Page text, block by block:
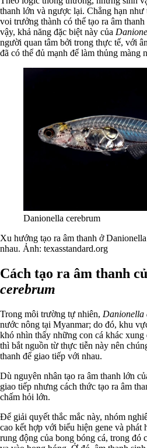
thanh lớn và ngược lại. Chẳng hạn
voi trưởng thành có thể tạo ra âm
vậy, khả năng đặc biệt này của
người quan tâm bởi trong thực tế, với
đã có thể đủ mạnh để làm thủng màng
Danionella cerebrum
Xu hướng tạo ra âm thanh ở
nhau. Ảnh: texasstandard.org
Cách tạo ra âm thanh
cerebrum
Trong môi trường tự nhiên, Danionella
nước nông tại Myanmar; do đó, khu
khó nhìn thấy những con cá khác
thì bắt nguồn từ thực tiễn này nên
thanh để giao tiếp với nhau.
Dù nguyên nhân tạo ra âm thanh lớn
giao tiếp nhưng cách thức tạo ra âm
chấm hỏi lớn.
Để giải quyết thắc mắc này, nhóm
cao kết hợp với biểu hiện gene và phát
rung động của bong bóng cá, trong đó